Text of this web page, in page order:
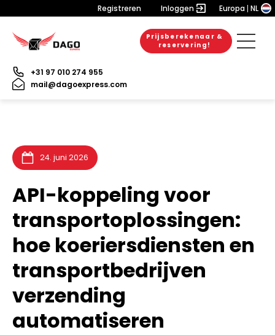
Registreren Inloggen Europa NL
Prijsberekenaar &
reservering!
+31 97 010 274 955
mail@dagoexpress.com
24. juni 2026
API-koppeling voor
transportoplossingen:
hoe koeriersdiensten en
transportbedrijven
verzending
automatiseren
20. juli 2026
6. juli 2026
6. juli 2026